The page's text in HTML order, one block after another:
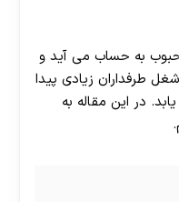
به حساب می آید و
طرفداران زیادی پیدا
در این مقاله به